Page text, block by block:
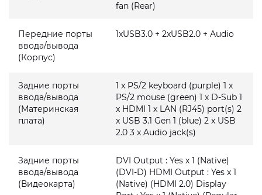
fan (Rear)
Передние порты
ввода/вывода
(Корпус)
1xUSB3.0 + 2xUSB2.0 + Audio
Задние порты
ввода/вывода
(Материнская
плата)
1 x PS/2 keyboard (purple) 1 x
PS/2 mouse (green) 1 x D-Sub 1
x HDMI 1 x LAN (RJ45) port(s) 2
x USB 3.1 Gen 1 (blue) 2 x USB
2.0 3 x Audio jack(s)
Задние порты
ввода/вывода
(Видеокарта)
DVI Output : Yes x 1 (Native)
(DVI-D) HDMI Output : Yes x 1
(Native) (HDMI 2.0) Display